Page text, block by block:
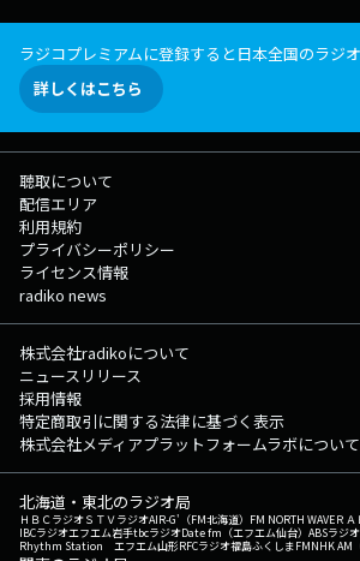
ュエーションなら、どんな行動をとる？ 生徒の
貴重な情報！ 君の選択が、かつてない"ビッグ
成させる…！ さあ、選ぶのはどっち？ ◇特
23:08『生放送教室』＜こもり校長・アンジー
『Saucy LOCKS!』＜Saucy Dog＞ 毎週火曜日は
止める！ 普通の講師・Saucy Dog先生による
夜の授業は、将来のことを考えるのがしんどい
んどい」の授業です。 ★Saucy LOCKS!掲示
のメールはコチラ! ★Saucy LOCKS!の放送後
組公式SNSもあります。 ◇Twitter ◇LINE
◇Instagram ▽22:15〜 【 新しい学校のリーダ
みんなの【青春の講師】として“今を全力で楽し
し、 青春を送れている人・青春を送れていない
気づいていない人… その全ての“青春”を肯定し
校のリーダーズLOCKS!」 ▽22:55〜 【 どっち
問、生徒のみんなにクエスチョンを実施して、そ
す。 クエスチョンの回答締め切りは生放送教
この2択なら、どっちを選ぶ？ こんなシチュエ
動をとる？ 生徒の声は“今”を知るための貴重
ージフォーム：https://www.tfm.co.jp/lock/mail/
1800 Xハッシュタグは「#スクールオブロッ
ラジコプレミアムに登録すると日本全国のラジ
詳しくはこちら
聴取について
配信エリア
利用規約
プライバシーポリシー
ライセンス情報
radiko news
株式会社radikoについて
ニュースリリース
採用情報
特定商取引に関する法律に基づく表示
株式会社メディアプラットフォームラボについて
北海道・東北のラジオ局
ＨＢＣラジオＳＴＶラジオAIR-G'（FM北海道） FM NORTH WAVEＲ
IBCラジオエフエム岩手tbcラジオDate fm（エフエム仙台） ABSラジオ
Rhythm Station エフエム山形RFCラジオ福島ふくしまFMNHK AM